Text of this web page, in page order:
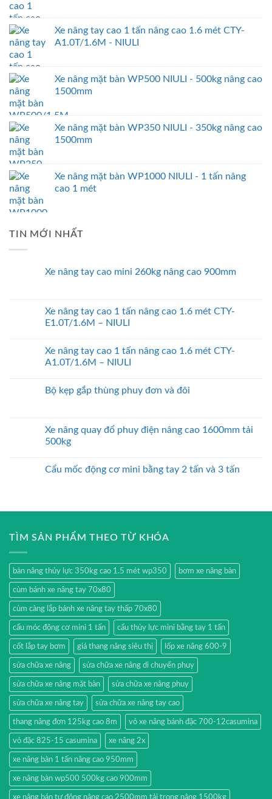
Xe nâng tay cao 1 tấn nâng cao 1.6 mét CTY-
A1.0T/1.6M - NIULI
Xe nâng mặt bàn WP500 NIULI - 500kg nâng cao
1500mm
Xe nâng mặt bàn WP350 NIULI - 350kg nâng cao
1500mm
Xe nâng mặt bàn WP1000 NIULI - 1 tấn nâng
cao 1 mét
TIN MỚI NHẤT
Xe nâng tay cao mini 260kg nâng cao 900mm
Xe nâng tay cao 1 tấn nâng cao 1.6 mét CTY-
E1.0T/1.6M – NIULI
Xe nâng tay cao 1 tấn nâng cao 1.6 mét CTY-
A1.0T/1.6M – NIULI
Bộ kẹp gắp thùng phuy đơn và đôi
Xe nâng quay đổ phuy điện nâng cao 1600mm tải
500kg
Cẩu mốc động cơ mini bằng tay 2 tấn và 3 tấn
TÌM SẢN PHẨM THEO TỪ KHÓA
bàn nâng thủy lực 350kg cao 1.5 mét wp350 bơm xe nâng bàn
cùm bánh xe nâng tay 70x80
cùm càng lắp bánh xe nâng tay thấp 70x80
cẩu móc động cơ mini 1 tấn cẩu thủy lực mini bằng tay 1 tấn
cốt lắp tay bơm giá thang nâng siêu thị lốp xe nâng 600-9
sửa chữa xe nâng sửa chữa xe nâng di chuyển phuy
sửa chữa xe nâng mặt bàn sửa chữa xe nâng phuy
sửa chữa xe nâng tay sửa chữa xe nâng tay cao
thang nâng đơn 125kg cao 8m vỏ xe nâng bánh đặc 700-12casumina
vỏ đặc 825-15 casumina xe nâng 2x
xe nâng bàn 1 tấn nâng cao 950mm
xe nâng bàn wp500 500kg cao 900mm
xe nâng bán tự động nâng cao 2500mm tải trọng nâng 1500kg